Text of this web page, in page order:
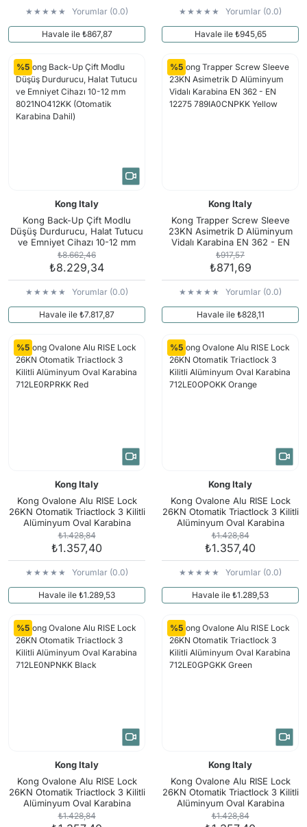
Yorumlar (0.0)
Havale ile ₺867,87
Yorumlar (0.0)
Havale ile ₺945,65
%5
Kong Italy
Kong Back-Up Çift Modlu
Düşüş Durdurucu, Halat Tutucu
ve Emniyet Cihazı 10-12 mm
8021NO412KK (Otomatik
Karabina Dahil)
₺8.662,46
₺8.229,34
Yorumlar (0.0)
Havale ile ₺7.817,87
%5
Kong Italy
Kong Trapper Screw Sleeve
23KN Asimetrik D Alüminyum
Vidalı Karabina EN 362 - EN
12275 789IA0CNPKK Yellow
₺917,57
₺871,69
Yorumlar (0.0)
Havale ile ₺828,11
%5
Kong Italy
Kong Ovalone Alu RISE Lock
26KN Otomatik Triactlock 3 Kilitli
Alüminyum Oval Karabina
712LE0RPRKK Red
₺1.428,84
₺1.357,40
Yorumlar (0.0)
Havale ile ₺1.289,53
%5
Kong Italy
Kong Ovalone Alu RISE Lock
26KN Otomatik Triactlock 3 Kilitli
Alüminyum Oval Karabina
712LE0OPOKK Orange
₺1.428,84
₺1.357,40
Yorumlar (0.0)
Havale ile ₺1.289,53
%5
Kong Italy
Kong Ovalone Alu RISE Lock
26KN Otomatik Triactlock 3 Kilitli
Alüminyum Oval Karabina
712LE0NPNKK Black
₺1.428,84
%5
Kong Italy
Kong Ovalone Alu RISE Lock
26KN Otomatik Triactlock 3 Kilitli
Alüminyum Oval Karabina
712LE0GPGKK Green
₺1.428,84